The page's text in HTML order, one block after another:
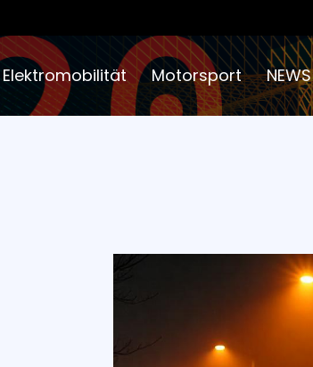
Elektromobilität Motorsport NEWS